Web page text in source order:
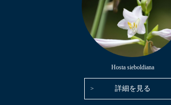
Hosta sieboldiana
詳細を見る